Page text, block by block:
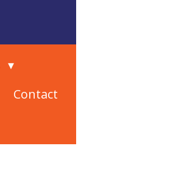
Contact